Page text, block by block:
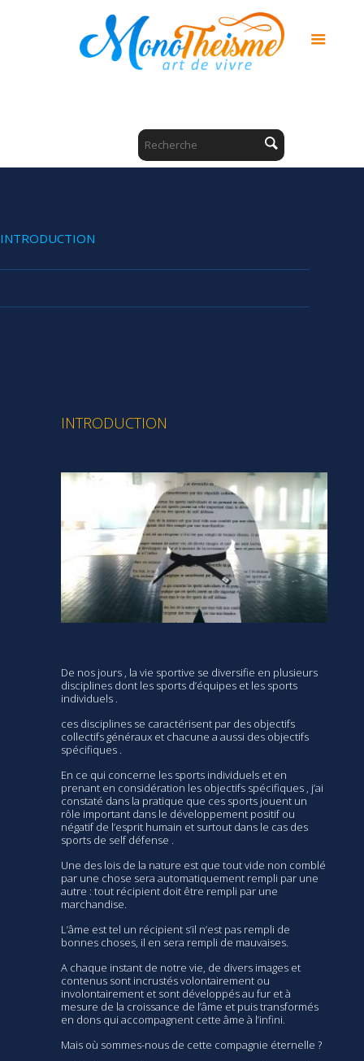
INTRODUCTION
INTRODUCTION
De nos jours , la vie sportive se diversifie en plusieurs
disciplines dont les sports d’équipes et les sports
individuels .
ces disciplines se caractérisent par des objectifs
collectifs généraux et chacune a aussi des objectifs
spécifiques .
En ce qui concerne les sports individuels et en
prenant en considération les objectifs spécifiques , j’ai
constaté dans la pratique que ces sports jouent un
rôle important dans le développement positif ou
négatif de l’esprit humain et surtout dans le cas des
sports de self défense .
Une des lois de la nature est que tout vide non comblé
par une chose sera automatiquement rempli par une
autre : tout récipient doit être rempli par une
marchandise.
L’âme est tel un récipient s’il n’est pas rempli de
bonnes choses, il en sera rempli de mauvaises.
A chaque instant de notre vie, de divers images et
contenus sont incrustés volontairement ou
involontairement et sont développés au fur et à
mesure de la croissance de l’âme et puis transformés
en dons qui accompagnent cette âme à l’infini.
Mais où sommes-nous de cette compagnie éternelle ?